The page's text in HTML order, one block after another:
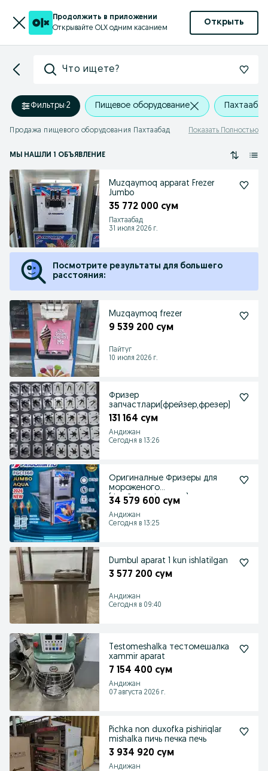
Продолжить в приложении
Открывайте OLX одним касанием
Открыть
Что ищете?
Фильтры·2 Пищевое оборудование Пахтаабад
Продажа пищевого оборудования Пахтаабад Показать Полностью
МЫ НАШЛИ 1 ОБЪЯВЛЕНИЕ
Muzqaymoq apparat Frezer
Jumbo
35 772 000 сум
Пахтаабад
31 июля 2026 г.
Посмотрите результаты для большего
расстояния:
Muzqaymoq frezer
9 539 200 сум
Пайтуг
10 июля 2026 г.
Фризер
запчастлари(фрейзер,фрезер)
131 164 сум
Андижан
Сегодня в 13:26
Оригиналные Фризеры для
мороженого
(фрейзери.фрезери)
34 579 600 сум
Андижан
Сегодня в 13:25
Dumbul aparat 1 kun ishlatilgan
3 577 200 сум
Андижан
Сегодня в 09:40
Testomeshalka тестомешалка
xammir aparat
7 154 400 сум
Андижан
07 августа 2026 г.
Pichka non duxofka pishiriqlar
mishalka пичь печка печь
3 934 920 сум
Андижан